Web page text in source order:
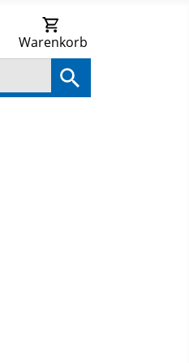
Warenkorb